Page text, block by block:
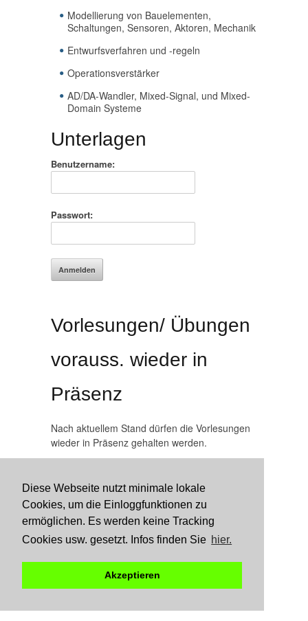
Diese Webseite nutzt minimale lokale
Cookies, um die Einloggfunktionen zu
ermöglichen. Es werden keine Tracking
Cookies usw. gesetzt. Infos finden Sie hier.
Akzeptieren
Modellierung von Bauelementen,
Schaltungen, Sensoren, Aktoren, Mechanik
Entwurfsverfahren und -regeln
Operationsverstärker
AD/DA-Wandler, Mixed-Signal, und Mixed-
Domain Systeme
Unterlagen
Benutzername:
Passwort:
Vorlesungen/ Übungen
vorauss. wieder in
Präsenz
Nach aktuellem Stand dürfen die Vorlesungen
wieder in Präsenz gehalten werden.
Bib LSF
Datenschutzerklärung Impressum